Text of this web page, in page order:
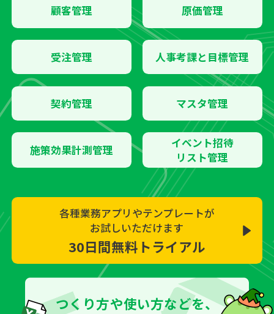
顧客管理 原価管理
受注管理 人事考課と目標管理
契約管理 マスタ管理
施策効果計測管理
イベント招待
リスト管理
各種業務アプリやテンプレートが
お試しいただけます
30日間無料トライアル
つくり方や使い方などを、